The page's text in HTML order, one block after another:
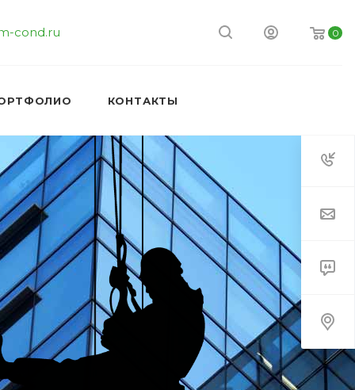
cond.ru 0
КОНТАКТЫ